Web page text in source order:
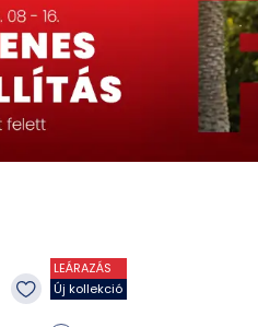
LEÁRAZÁS
Új kollekció